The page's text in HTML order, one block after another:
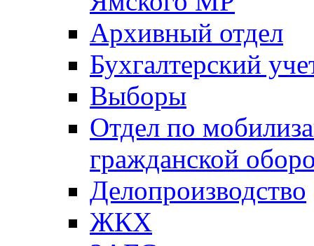
Архивный отдел
Бухгалтерский
Выборы
Отдел по
гражданской
Делопроизводство
ЖКХ